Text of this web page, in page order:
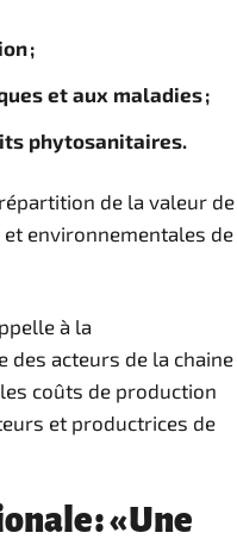
;
et aux maladies ;
phytosanitaires.
de la valeur de
et environnementales de
à la
des acteurs de la chaine
coûts de production
et productrices de
: « Une